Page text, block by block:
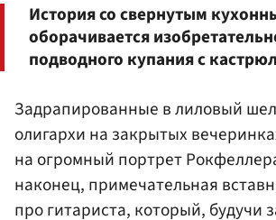
История со свернутым
оборачивается
подводного купания с
Задрапированные в лиловый
олигархи на закрытых
на огромный портрет
наконец, примечательная
про гитариста, который, будучи